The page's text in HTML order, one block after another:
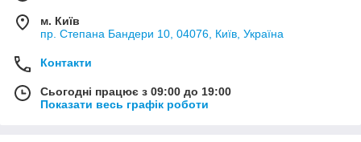
м. Київ
пр. Степана Бандери 10, 04076, Київ, Україна
Контакти
Сьогодні працює з 09:00 до 19:00
Показати весь графік роботи